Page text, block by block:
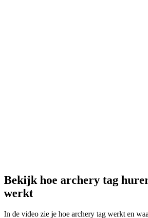
Bekijk hoe archery tag
werkt
In de video zie je hoe archery tag werkt en